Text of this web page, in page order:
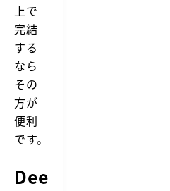
上で
完結
する
なら
その
方が
便利
です。
Dee